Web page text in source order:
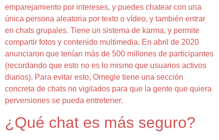
emparejamiento por intereses, y puedes chatear con una
única persona aleatoria por texto o vídeo, y también entrar
en chats grupales. Tiene un sistema de karma, y permite
compartir fotos y contenido multimedia. En abril de 2020
anunciaron que tenían más de 500 millones de participantes
(recordando que esto no es lo mismo que usuarios activos
diarios). Para evitar esto, Omegle tiene una sección
concreta de chats no vigilados para que la gente que quiera
perversiones se pueda entretener.
¿Qué chat es más seguro?